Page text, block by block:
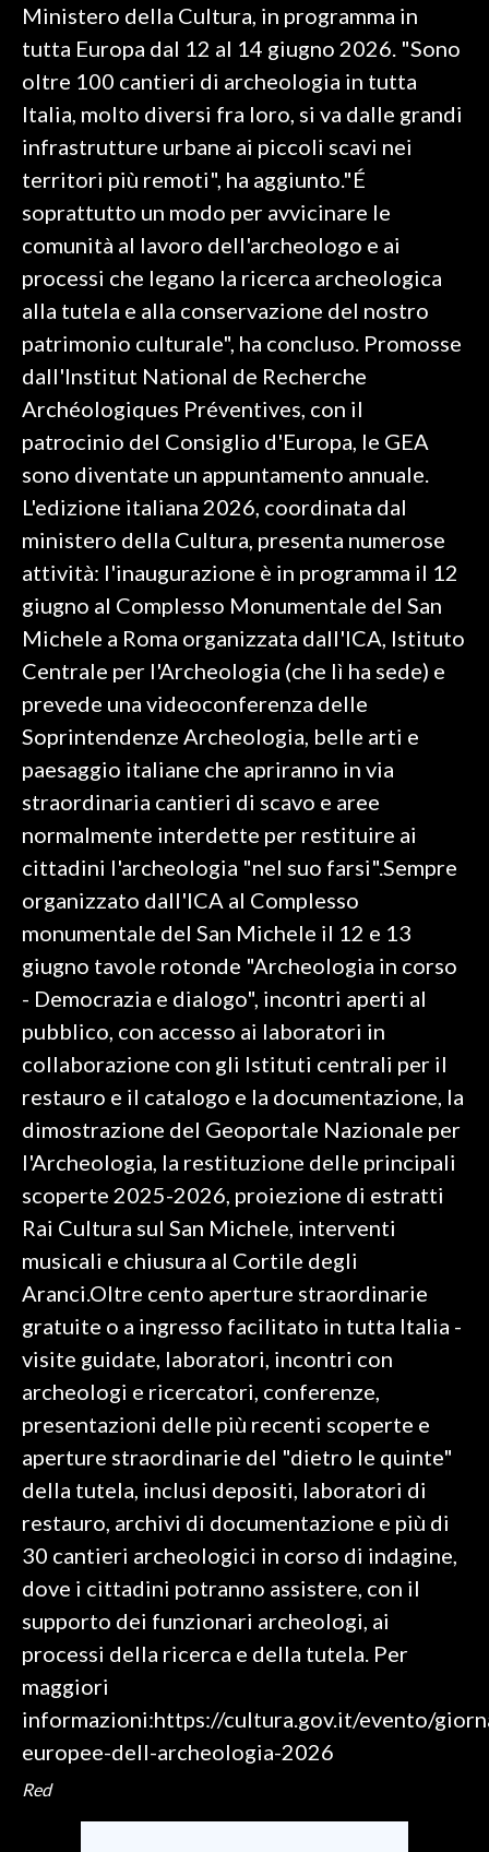
ANNUNCI
NECROLOGI
PUBBLICITÀ
SPIAGGE
STORE
Ministero della Cultura, in programma in
tutta Europa dal 12 al 14 giugno 2026. "Sono
oltre 100 cantieri di archeologia in tutta
Italia, molto diversi fra loro, si va dalle grandi
infrastrutture urbane ai piccoli scavi nei
territori più remoti", ha aggiunto."É
soprattutto un modo per avvicinare le
comunità al lavoro dell'archeologo e ai
processi che legano la ricerca archeologica
alla tutela e alla conservazione del nostro
patrimonio culturale", ha concluso. Promosse
dall'Institut National de Recherche
Archéologiques Préventives, con il
patrocinio del Consiglio d'Europa, le GEA
sono diventate un appuntamento annuale.
L'edizione italiana 2026, coordinata dal
ministero della Cultura, presenta numerose
attività: l'inaugurazione è in programma il 12
giugno al Complesso Monumentale del San
Michele a Roma organizzata dall'ICA, Istituto
Centrale per l'Archeologia (che lì ha sede) e
prevede una videoconferenza delle
Soprintendenze Archeologia, belle arti e
paesaggio italiane che apriranno in via
straordinaria cantieri di scavo e aree
normalmente interdette per restituire ai
cittadini l'archeologia "nel suo farsi".Sempre
organizzato dall'ICA al Complesso
monumentale del San Michele il 12 e 13
giugno tavole rotonde "Archeologia in corso
- Democrazia e dialogo", incontri aperti al
pubblico, con accesso ai laboratori in
collaborazione con gli Istituti centrali per il
restauro e il catalogo e la documentazione, la
dimostrazione del Geoportale Nazionale per
l'Archeologia, la restituzione delle principali
scoperte 2025-2026, proiezione di estratti
Rai Cultura sul San Michele, interventi
musicali e chiusura al Cortile degli
Aranci.Oltre cento aperture straordinarie
gratuite o a ingresso facilitato in tutta Italia -
visite guidate, laboratori, incontri con
archeologi e ricercatori, conferenze,
presentazioni delle più recenti scoperte e
aperture straordinarie del "dietro le quinte"
della tutela, inclusi depositi, laboratori di
restauro, archivi di documentazione e più di
30 cantieri archeologici in corso di indagine,
dove i cittadini potranno assistere, con il
supporto dei funzionari archeologi, ai
processi della ricerca e della tutela. Per
maggiori
informazioni:https://cultura.gov.it/evento/
europee-dell-archeologia-2026
Red